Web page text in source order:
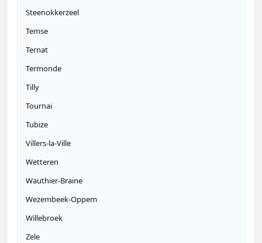
Steenokkerzeel
Temse
Ternat
Termonde
Tilly
Tournai
Tubize
Villers-la-Ville
Wetteren
Wauthier-Braine
Wezembeek-Oppem
Willebroek
Zele